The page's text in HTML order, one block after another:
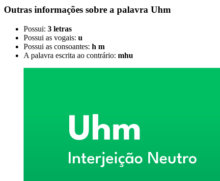
Outras informações sobre a palavra Uhm
Possui: 3 letras
Possui as vogais: u
Possui as consoantes: h m
A palavra escrita ao contrário: mhu